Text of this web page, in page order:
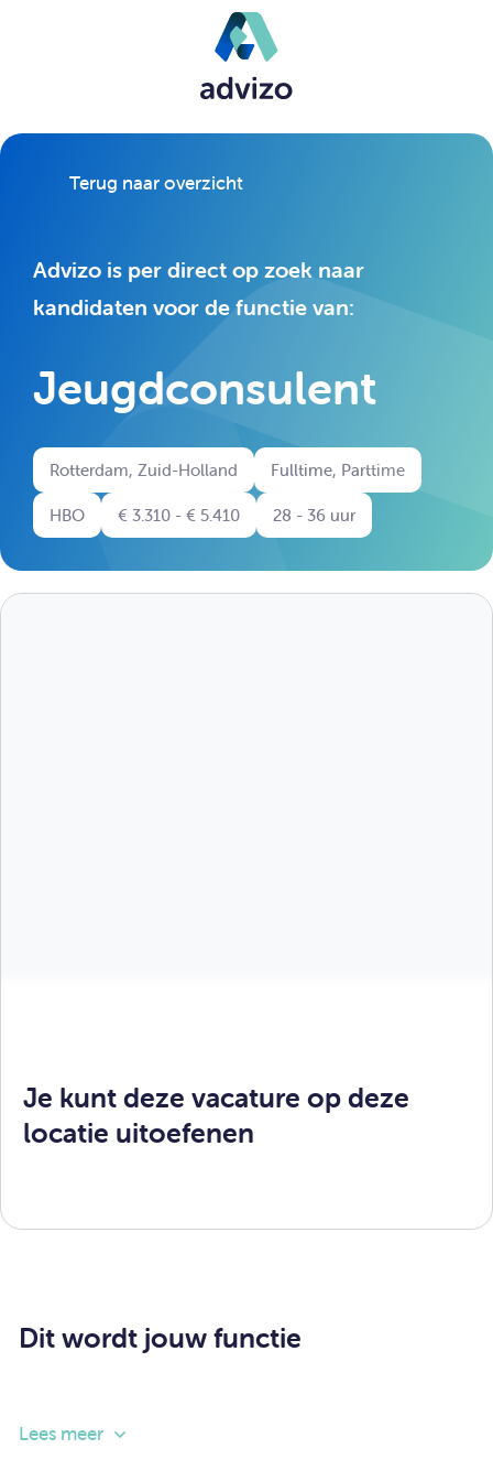
Terug naar overzicht
Advizo is per direct op zoek naar
kandidaten voor de functie van:
Jeugdconsulent
Rotterdam, Zuid-Holland Fulltime, Parttime
HBO € 3.310 - € 5.410 28 - 36 uur
Je kunt deze vacature op deze
locatie uitoefenen
Dit wordt jouw functie
Lees meer